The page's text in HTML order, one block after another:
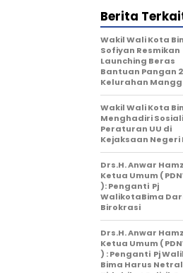
Berita
Wakil Wali Kota
Sofiyan Resmikan
Launching Beras
Bantuan Pangan
Kelurahan
Wakil Wali Kota
Menghadiri
Peraturan UU di
Kejaksaan Negeri
Drs.H. Anwar
Ketua Umum (
): Penganti Pj
WalikotaBima
Birokrasi
Drs.H. Anwar
Ketua Umum (
) : Penganti Pj
Bima Harus